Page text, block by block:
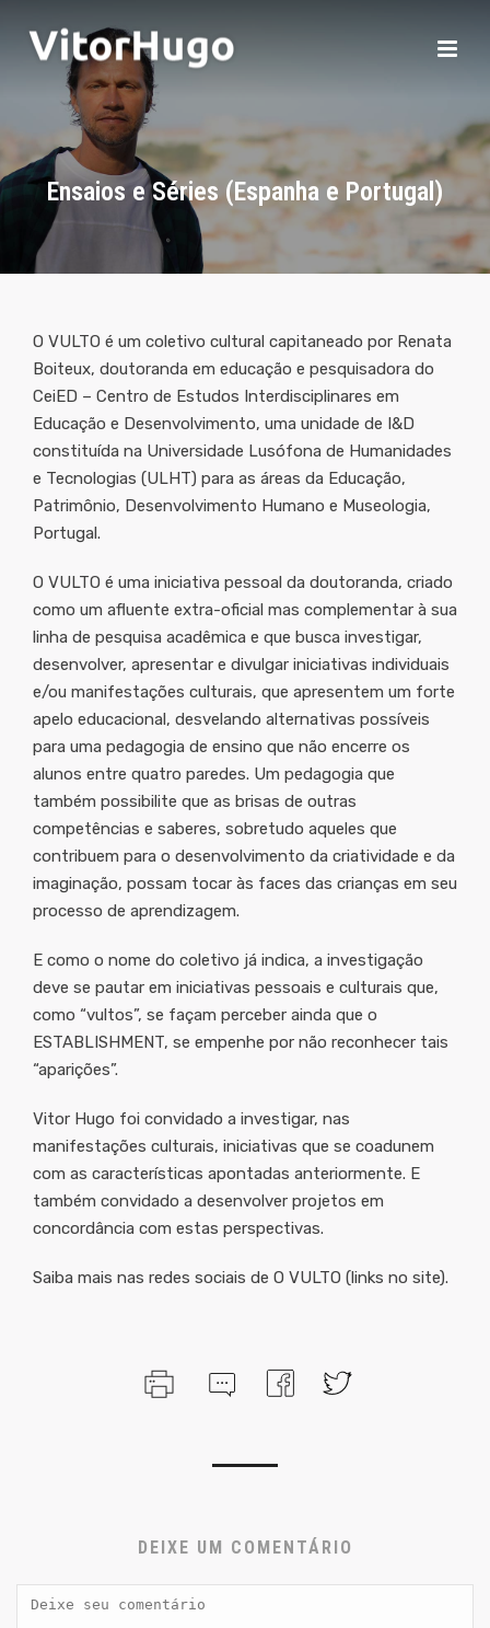
Ensaios e Séries (Espanha e Portugal)
O VULTO é um coletivo cultural capitaneado por Renata
Boiteux, doutoranda em educação e pesquisadora do
CeiED – Centro de Estudos Interdisciplinares em
Educação e Desenvolvimento, uma unidade de I&D
constituída na Universidade Lusófona de Humanidades
e Tecnologias (ULHT) para as áreas da Educação,
Patrimônio, Desenvolvimento Humano e Museologia,
Portugal.
O VULTO é uma iniciativa pessoal da doutoranda, criado
como um afluente extra-oficial mas complementar à sua
linha de pesquisa acadêmica e que busca investigar,
desenvolver, apresentar e divulgar iniciativas individuais
e/ou manifestações culturais, que apresentem um forte
apelo educacional, desvelando alternativas possíveis
para uma pedagogia de ensino que não encerre os
alunos entre quatro paredes. Um pedagogia que
também possibilite que as brisas de outras
competências e saberes, sobretudo aqueles que
contribuem para o desenvolvimento da criatividade e da
imaginação, possam tocar às faces das crianças em seu
processo de aprendizagem.
E como o nome do coletivo já indica, a investigação
deve se pautar em iniciativas pessoais e culturais que,
como “vultos”, se façam perceber ainda que o
ESTABLISHMENT, se empenhe por não reconhecer tais
“aparições”.
Vitor Hugo foi convidado a investigar, nas
manifestações culturais, iniciativas que se coadunem
com as características apontadas anteriormente. E
também convidado a desenvolver projetos em
concordância com estas perspectivas.
Saiba mais nas redes sociais de O VULTO (links no site).
DEIXE UM COMENTÁRIO